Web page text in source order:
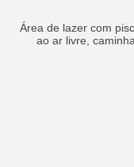
Área de lazer com
ao ar livre,